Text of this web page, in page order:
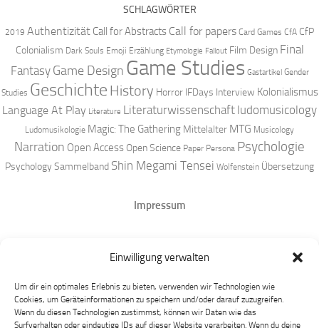
Einwilligung verwalten
Um dir ein optimales Erlebnis zu bieten, verwenden wir Technologien wie
Cookies, um Geräteinformationen zu speichern und/oder darauf zuzugreifen.
Wenn du diesen Technologien zustimmst, können wir Daten wie das
Surfverhalten oder eindeutige IDs auf dieser Website verarbeiten. Wenn du deine
SCHLAGWÖRTER
2019 Authentizität Call for Abstracts Call for papers Card Games CfA CfP
Colonialism Dark Souls Emoji Erzählung Etymologie Fallout Film Design Final
Fantasy Game Design Game Studies Gastartikel Gender
Studies Geschichte History Horror IFDays Interview Kolonialismus
Language At Play Literature Literaturwissenschaft ludomusicology
Ludomusikologie Magic: The Gathering Mittelalter MTG Musicology
Narration Open Access Open Science Paper Persona Psychologie
PsychologySammelband Shin Megami Tensei Wolfenstein Übersetzung
Impressum
Mastodon